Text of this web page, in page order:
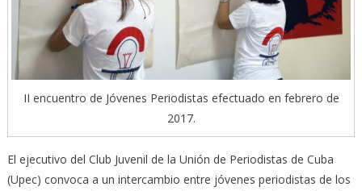
II encuentro de Jóvenes Periodistas efectuado en febrero de
2017.
El ejecutivo del Club Juvenil de la Unión de Periodistas de Cuba
(Upec) convoca a un intercambio entre jóvenes periodistas de los